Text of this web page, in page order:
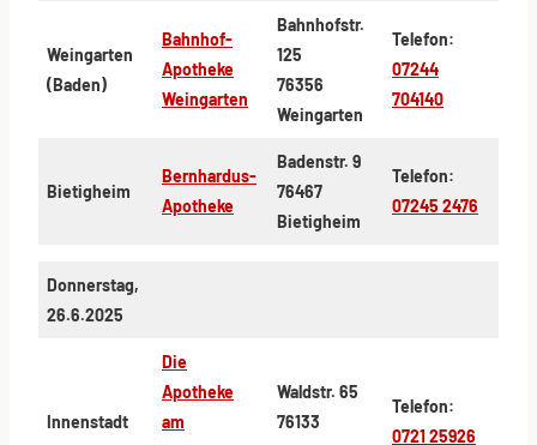
Weingarten
(Baden)
Bahnhof-
Apotheke
Weingarten
Bahnhofstr.
125
76356
Weingarten
Telefon:
07244
704140
Bietigheim
Bernhardus-
Apotheke
Badenstr. 9
76467
Bietigheim
Telefon:
07245 2476
Donnerstag,
26.6.2025
Innenstadt
Die
Apotheke
am
Waldstr. 65
76133
Telefon:
0721 25926